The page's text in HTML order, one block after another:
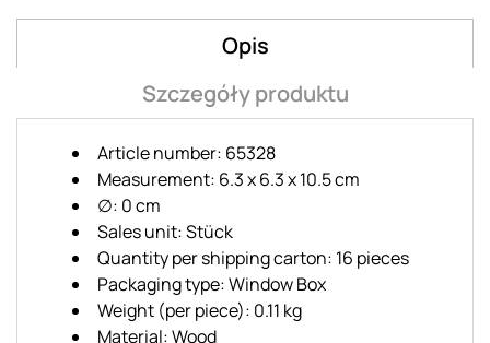
Opis
Szczegóły produktu
Article number: 65328
Measurement: 6.3 x 6.3 x 10.5 cm
∅: 0 cm
Sales unit: Stück
Quantity per shipping carton: 16 pieces
Packaging type: Window Box
Weight (per piece): 0.11 kg
Material: Wood